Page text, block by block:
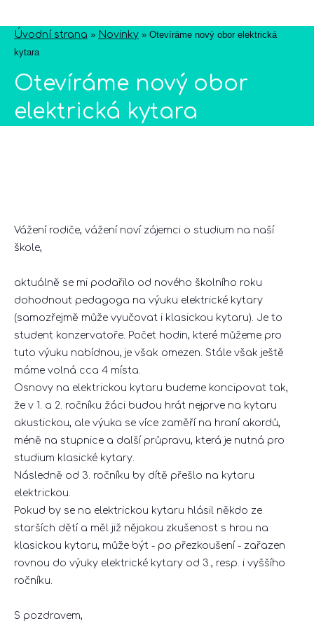
Úvodní strana » Novinky » Otevíráme nový obor elektrická
kytara
Otevíráme nový obor
elektrická kytara
Vážení rodiče, vážení noví zájemci o studium na naší
škole,
aktuálně se mi podařilo od nového školního roku
dohodnout pedagoga na výuku elektrické kytary
(samozřejmě může vyučovat i klasickou kytaru). Je to
student konzervatoře. Počet hodin, které můžeme pro
tuto výuku nabídnou, je však omezen. Stále však ještě
máme volná cca 4 místa.
Osnovy na elektrickou kytaru budeme koncipovat tak,
že v 1. a 2. ročníku žáci budou hrát nejprve na kytaru
akustickou, ale výuka se více zaměří na hraní akordů,
méně na stupnice a další průpravu, která je nutná pro
studium klasické kytary.
Následně od 3. ročníku by dítě přešlo na kytaru
elektrickou.
Pokud by se na elektrickou kytaru hlásil někdo ze
starších dětí a měl již nějakou zkušenost s hrou na
klasickou kytaru, může být - po přezkoušení - zařazen
rovnou do výuky elektrické kytary od 3., resp. i vyššího
ročníku.
S pozdravem,